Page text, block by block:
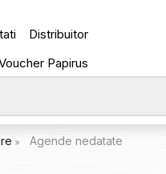
Distribuitor
Papirus
Agende nedatate